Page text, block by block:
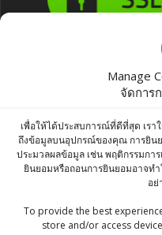
Manage
จัดการ
เพื่อให้ได้ประสบการณ์ที่ดีที่สุด เรา
ถึงข้อมูลบนอุปกรณ์ของคุณ การยินย
ประมวลผลข้อมูล เช่น พฤติกรรมกา
ยินยอมหรือถอนการยินยอมอาจ
อย่
To provide the best
store and/or access
฿100.00
price
was:
฿
฿
Ashirwad Rajmah
55.00